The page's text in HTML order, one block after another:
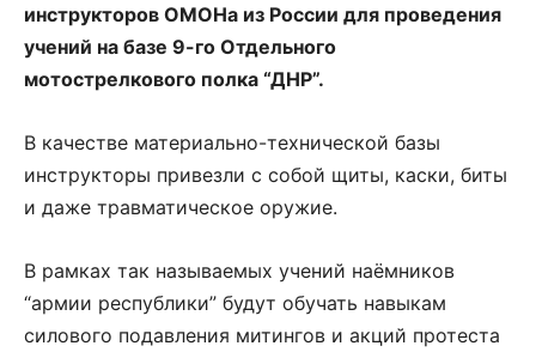
инструкторов ОМОНа из России для проведения
учений на базе 9-го Отдельного
мотострелкового полка “ДНР”.
В качестве материально-технической базы
инструкторы привезли с собой щиты, каски, биты
и даже травматическое оружие.
В рамках так называемых учений наёмников
“армии республики” будут обучать навыкам
силового подавления митингов и акций протеста